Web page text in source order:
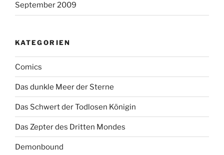
September 2009
KATEGORIEN
Comics
Das dunkle Meer der Sterne
Das Schwert der Todlosen Königin
Das Zepter des Dritten Mondes
Demonbound